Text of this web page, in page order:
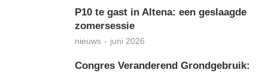
P10 te gast in Altena: een geslaagde
zomersessie
nieuws juni 2026
Congres Veranderend Grondgebruik: